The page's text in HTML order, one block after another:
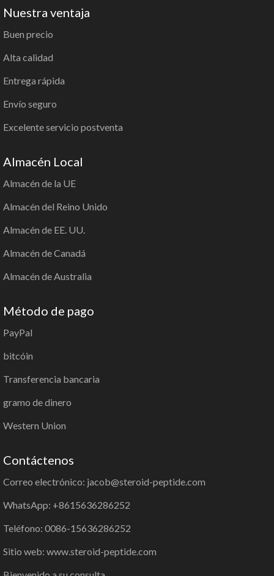
Nuestra ventaja
Buen precio
Alta calidad
Entrega rápida
Envío seguro
Excelente servicio postventa
Almacén Local
Almacén de la UE
Almacén del Reino Unido
Almacén de EE. UU.
Almacén de Canadá
Almacén de Australia
Método de pago
PayPal
bitcóin
Transferencia bancaria
gramo de dinero
Western Union
Contáctenos
Correo electrónico: jacob@steroid-peptide.com
WhatsApp: +8615636286252
Teléfono: 0086-15636286252
Sitio web: www.steroid-peptide.com